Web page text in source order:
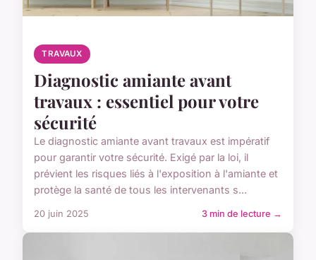
TRAVAUX
Diagnostic amiante avant
travaux : essentiel pour votre
sécurité
Le diagnostic amiante avant travaux est impératif
pour garantir votre sécurité. Exigé par la loi, il
prévient les risques liés à l'exposition à l'amiante et
protège la santé de tous les intervenants s...
20 juin 2025 3 min de lecture →